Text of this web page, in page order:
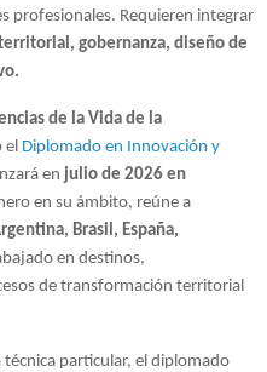
gobernanza, diseño de
de la Vida de la
el Diplomado en Innovación y
en julio de 2026 en
en su ámbito, reúne a
Brasil, España,
en destinos,
de transformación territorial
particular, el diplomado